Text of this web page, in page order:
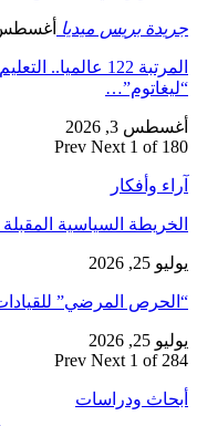
جريدة بريس ميديا أغسطس 3,
المرتبة 122
“ليغاتوم”…
أغسطس 3, 2026
Prev Next 1 of 180
آراء وأفكار
الخريطة السياسية
يوليو 25, 2026
“الحرص المرضي”
يوليو 25, 2026
Prev Next 1 of 284
أبحاث ودراسات